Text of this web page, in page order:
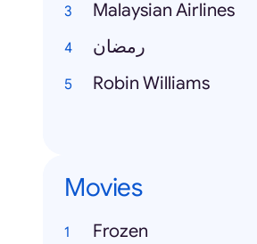
Malaysian Airlines
رمضان
Robin Williams
Movies
Frozen